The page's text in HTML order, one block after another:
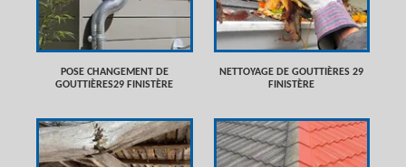
POSE CHANGEMENT DE
GOUTTIÈRES29 FINISTÈRE
NETTOYAGE DE GOUTTIÈRES 29
FINISTÈRE